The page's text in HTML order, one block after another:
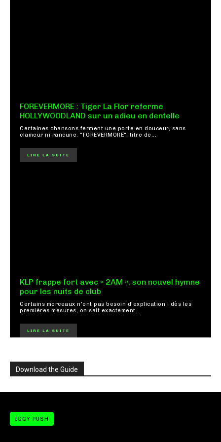
FOREVERMORE : Tiger La Flor referme
HOLLYWOODLAND sur un adieu en dentelle
Certaines chansons ferment une porte en douceur, sans
clameur ni rancune. "FOREVERMORE", titre de...
LIRE LA SUITE
KLP frappe fort avec « 2AM », son nouvel hymne
pour les nuits de club
Certains morceaux n'ont pas besoin d'explication : dès les
premières mesures, on sait exactement...
LIRE LA SUITE
Download the Guide
IGGY PUSH